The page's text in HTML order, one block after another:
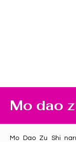
Mo dao
Mo Dao Zu Shi